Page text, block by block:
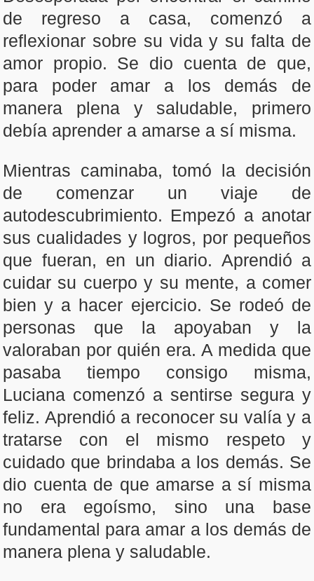
de regreso a casa, comenzó a
reflexionar sobre su vida y su falta de
amor propio. Se dio cuenta de que,
para poder amar a los demás de
manera plena y saludable, primero
debía aprender a amarse a sí misma.
Mientras caminaba, tomó la decisión
de comenzar un viaje de
autodescubrimiento. Empezó a anotar
sus cualidades y logros, por pequeños
que fueran, en un diario. Aprendió a
cuidar su cuerpo y su mente, a comer
bien y a hacer ejercicio. Se rodeó de
personas que la apoyaban y la
valoraban por quién era. A medida que
pasaba tiempo consigo misma,
Luciana comenzó a sentirse segura y
feliz. Aprendió a reconocer su valía y a
tratarse con el mismo respeto y
cuidado que brindaba a los demás. Se
dio cuenta de que amarse a sí misma
no era egoísmo, sino una base
fundamental para amar a los demás de
manera plena y saludable.